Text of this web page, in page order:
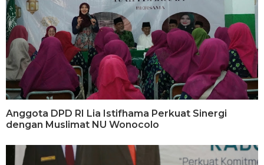
Anggota DPD RI Lia Istifhama Perkuat Sinergi
dengan Muslimat NU Wonocolo